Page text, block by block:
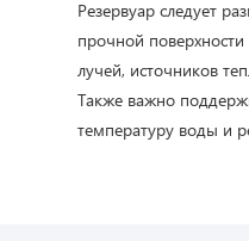
Резервуар следует
прочной
лучей, источников
Также важно
температуру воды и